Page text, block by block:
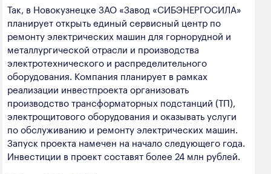
Так, в Новокузнецке ЗАО «Завод «СИБЭНЕРГОСИЛА»
планирует открыть единый сервисный центр по
ремонту электрических машин для горнорудной и
металлургической отрасли и производства
электротехнического и распределительного
оборудования. Компания планирует в рамках
реализации инвестпроекта организовать
производство трансформаторных подстанций (ТП),
электрощитового оборудования и оказывать услуги
по обслуживанию и ремонту электрических машин.
Запуск проекта намечен на начало следующего года.
Инвестиции в проект составят более 24 млн рублей.